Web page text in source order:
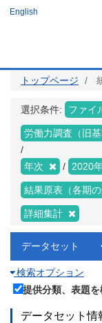
ツ
English
トップページ
選択条件: ファイ
労働力調査（旧
年次 2020
結果原表（各期
詳細集計
検索オプション
提供分類、表題
データセット情